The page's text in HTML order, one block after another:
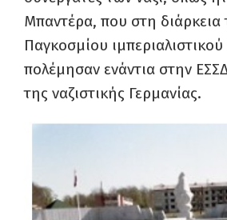
Μπαντέρα, που στη διάρκεια
Παγκοσμίου
πολέμησαν ενάντια στην
της ναζιστικής Γερμανίας.